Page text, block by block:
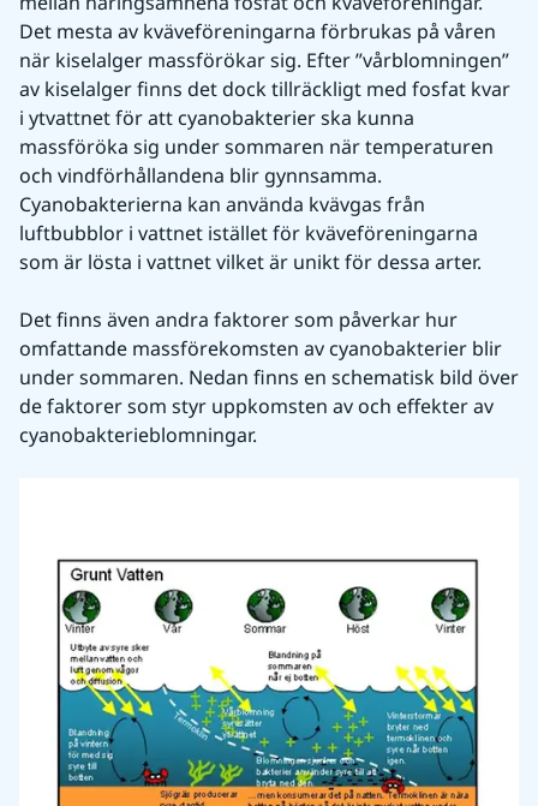
Det mesta av kväveföreningarna förbrukas på våren
när kiselalger massförökar sig. Efter ”vårblomningen”
av kiselalger finns det dock tillräckligt med fosfat kvar
i ytvattnet för att cyanobakterier ska kunna
massföröka sig under sommaren när temperaturen
och vindförhållandena blir gynnsamma.
Cyanobakterierna kan använda kvävgas från
luftbubblor i vattnet istället för kväveföreningarna
som är lösta i vattnet vilket är unikt för dessa arter.
Det finns även andra faktorer som påverkar hur
omfattande massförekomsten av cyanobakterier blir
under sommaren. Nedan finns en schematisk bild över
de faktorer som styr uppkomsten av och effekter av
cyanobakterieblomningar.